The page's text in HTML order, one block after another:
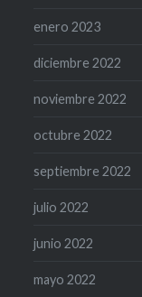
enero 2023
diciembre 2022
noviembre 2022
octubre 2022
septiembre 2022
julio 2022
junio 2022
mayo 2022